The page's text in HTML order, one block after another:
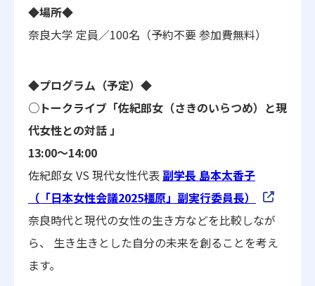
◆場所◆
奈良大学 定員／100名（予約不要 参加費無料）
◆プログラム（予定）◆
○トークライブ「佐紀郎女（さきのいらつめ）と現
代女性との対話 」
13:00～14:00
佐紀郎女 VS 現代女性代表 副学長 島本太香子
（「日本女性会議2025橿原」副実行委員長）
奈良時代と現代の女性の生き方などを比較しなが
ら、 生き生きとした自分の未来を創ることを考え
ます。